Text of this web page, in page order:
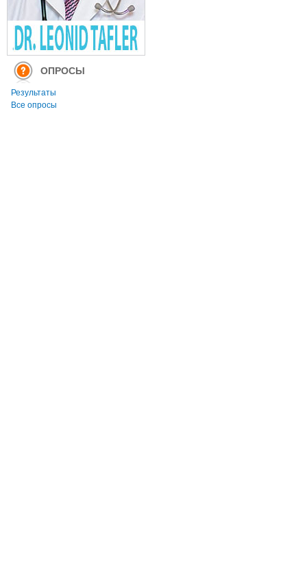
ОПРОСЫ
Результаты
Все опросы